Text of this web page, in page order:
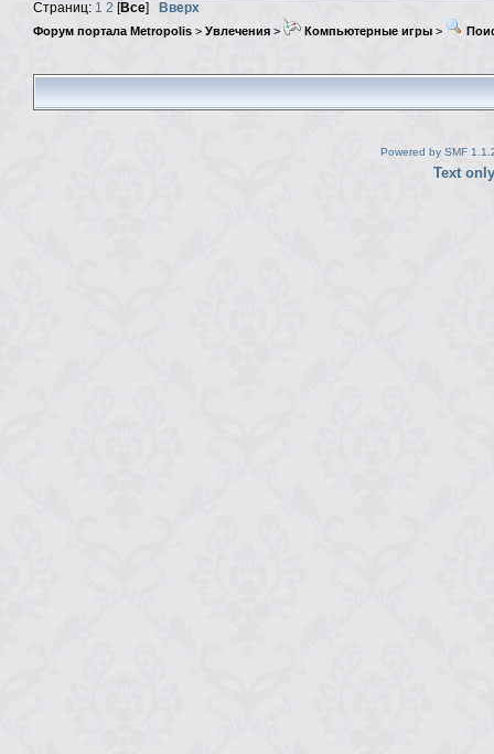
Страниц: 1 2 [Все] Вверх
Форум портала Metropolis > Увлечения > Компьютерные игры >
Powered by SMF
Text